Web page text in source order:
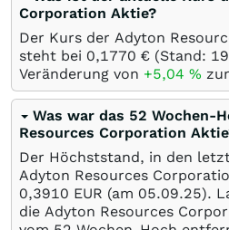
Corporation Aktie?
Der Kurs der Adyton
steht bei 0,1770 € (Stand:
Veränderung von +5,04 %
Was war das 52 Wochen-
Resources Corporation
Der Höchststand, in den
Adyton Resources
0,3910 EUR (am 05.09.25).
die Adyton Resources